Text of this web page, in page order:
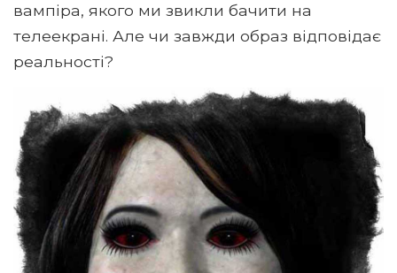
вампіра, якого ми звикли бачити на
телеекрані. Але чи завжди образ відповідає
реальності?